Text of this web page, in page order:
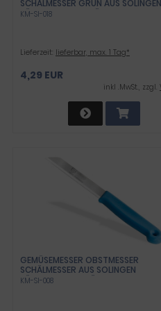
SCHÄLMESSER GRÜN AUS SOLINGEN
KÜCHENMESSER SPÜLMASCHINEN
KM-SI-018
Lieferzeit: lieferbar, max. 1 Tag*
4,29 EUR
inkl .MwSt., zzgl.
GEMÜSEMESSER OBSTMESSER
SCHÄLMESSER AUS SOLINGEN
KÜCHENMESSER TÜRKIS MIT
KM-SI-008